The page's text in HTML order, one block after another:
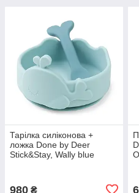
Тарілка силіконова +
ложка Done by Deer
Stick&Stay, Wally blue
980 ₴